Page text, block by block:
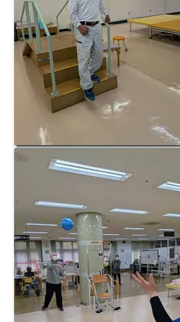
豊橋元町病院 健康管理センター